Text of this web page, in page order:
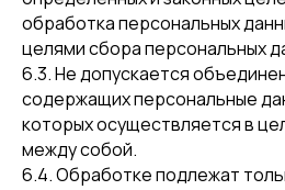
обработка персональных
целями сбора персональных
6.3. Не допускается
содержащих персональные
которых осуществляется в
между собой.
6.4. Обработке подлежат